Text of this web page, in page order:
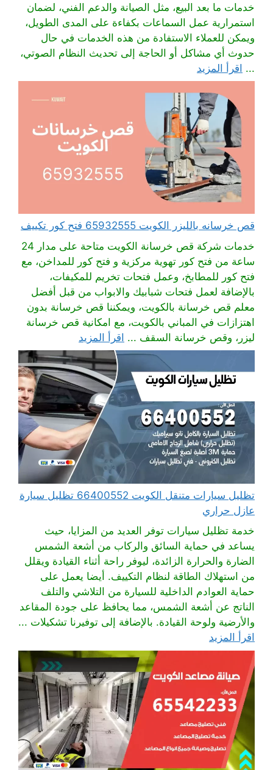
خدمات ما بعد البيع، مثل الصيانة والدعم الفني، لضمان
استمرارية عمل السماعات بكفاءة على المدى الطويل،
ويمكن للعملاء الاستفادة من هذه الخدمات في حال
حدوث أي مشاكل أو الحاجة إلى تحديث النظام الصوتي،
... اقرأ المزيد
قص خرسانه بالليزر الكويت 65932555 فتح كور تكييف
خدمات شركة قص خرسانة الكويت متاحة على مدار 24
ساعة من فتح كور تهوية مركزية و فتح كور للمداخن، مع
فتح كور للمطابخ، وعمل فتحات تخريم للمكيفات،
بالإضافة لعمل فتحات شبابيك والابواب من قبل أفضل
معلم قص خرسانة بالكويت، ويمكننا قص خرسانة بدون
اهتزازات في المباني بالكويت، مع امكانية قص خرسانة
ليزر، وقص خرسانة السقف ... اقرأ المزيد
تظليل سيارات متنقل الكويت 66400552 تظليل سيارة
عازل حراري
خدمة تظليل سيارات توفر العديد من المزايا، حيث
يساعد في حماية السائق والركاب من أشعة الشمس
الضارة والحرارة الزائدة، ليوفر راحة أثناء القيادة ويقلل
من استهلاك الطاقة لنظام التكييف. أيضا يعمل على
حماية العوادم الداخلية للسيارة من التلاشي والتلف
الناتج عن أشعة الشمس، مما يحافظ على جودة المقاعد
والأرضية ولوحة القيادة. بالإضافة إلى توفيرنا تشكيلات ...
اقرأ المزيد